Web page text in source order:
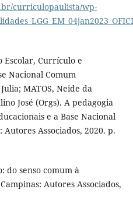
curriculopaulista/wp-
Escolar, Currículo e
Nacional Comum
MATOS, Neide da
José (Orgs). A pedagogia
e a Base Nacional
Associados, 2020. p.
do senso comum à
Autores Associados,